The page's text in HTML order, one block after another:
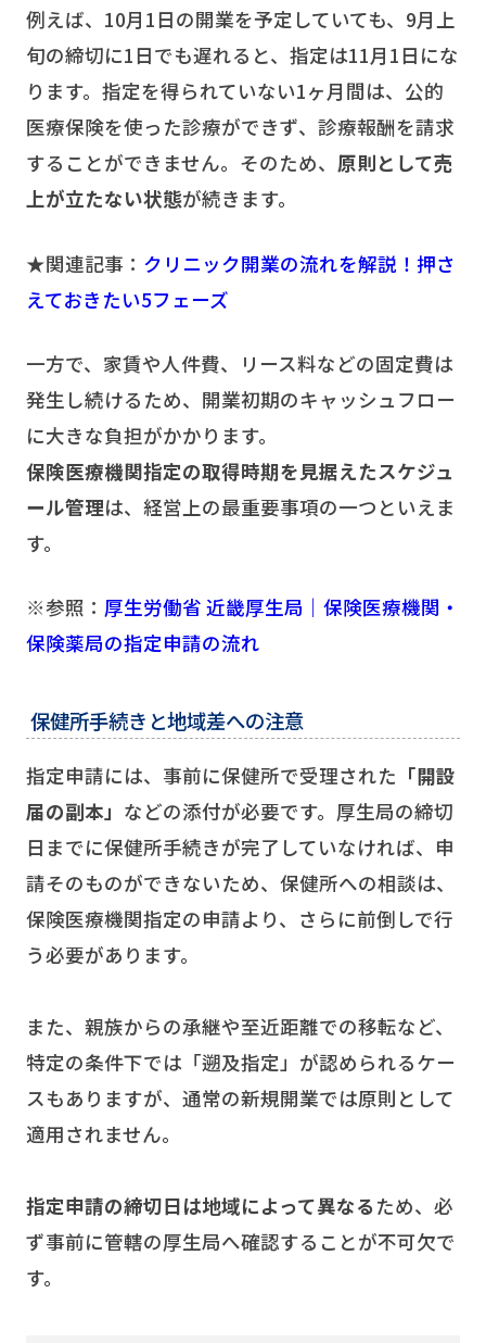
例えば、10月1日の開業を予定していても、9月上
旬の締切に1日でも遅れると、指定は11月1日にな
ります。指定を得られていない1ヶ月間は、公的
医療保険を使った診療ができず、診療報酬を請求
することができません。そのため、 原則として売
上が立たない状態が続きます。
★関連記事： クリニック開業の流れを解説！押さ
えておきたい5フェーズ
一方で、家賃や人件費、リース料などの固定費は
発生し続けるため、開業初期のキャッシュフロー
に大きな負担がかかります。
保険医療機関指定の取得時期を見据えたスケジュ
ール管理は、経営上の最重要事項の一つといえま
す。
※参照： 厚生労働省 近畿厚生局｜保険医療機関・
保険薬局の指定申請の流れ
保健所手続きと地域差への注意
指定申請には、事前に保健所で受理された 「開設
届の副本」 などの添付が必要です。厚生局の締切
日までに保健所手続きが完了していなければ、申
請そのものができないため、保健所への相談は、
保険医療機関指定の申請より、さらに前倒しで行
う必要があります。
また、親族からの承継や至近距離での移転など、
特定の条件下では「遡及指定」が認められるケー
スもありますが、通常の新規開業では原則として
適用されません。
指定申請の締切日は地域によって異なる ため、必
ず事前に管轄の厚生局へ確認することが不可欠で
す。